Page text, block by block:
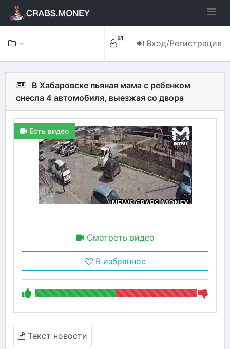
51 Вход/Регистрация
В Хабаровске пьяная мама с ребенком
снесла 4 автомобиля, выезжая со двора
Есть видео
Смотреть видео
В избранное
Текст новости